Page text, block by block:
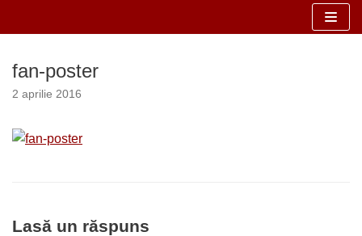
la
conținut
fan-poster
2 aprilie 2016
Lasă un răspuns